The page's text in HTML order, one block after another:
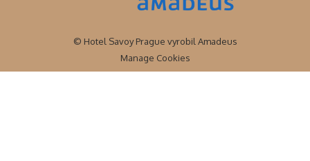
© Hotel Savoy Prague vyrobil Amadeus
Manage Cookies